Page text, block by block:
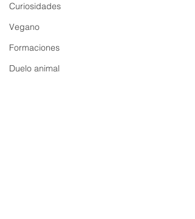
Curiosidades
Vegano
Formaciones
Duelo animal